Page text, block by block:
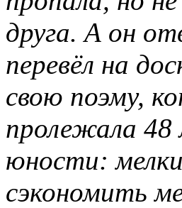
друга. А он
перевёл на
свою поэму,
пролежала 48
юности:
сэкономить